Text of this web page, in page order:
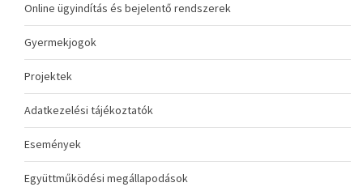
Online ügyindítás és bejelentő rendszerek
Gyermekjogok
Projektek
Adatkezelési tájékoztatók
Események
Együttműködési megállapodások